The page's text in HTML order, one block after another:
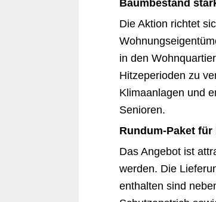
Baumbestand
Die Aktion richtet
in den
Hitzeperioden zu
Klimaanlagen und
Senioren.
Rundum-Paket für
Das Angebot ist
werden. Die
enthalten sind